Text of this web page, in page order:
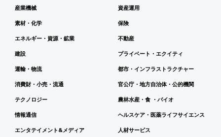
産業機械
素材・化学
エネルギー・資源・鉱業
建設
運輸・物流
消費財・小売・流通
テクノロジー
情報通信
エンタテイメント&メディア
資産運用
保険
不動産
プライベート・エクイティ
都市・インフラストラクチャー
官公庁・地方自治体・公的機関
農林水産・食 ・バイオ
ヘルスケア・医薬ライフサイエンス
人材サービス